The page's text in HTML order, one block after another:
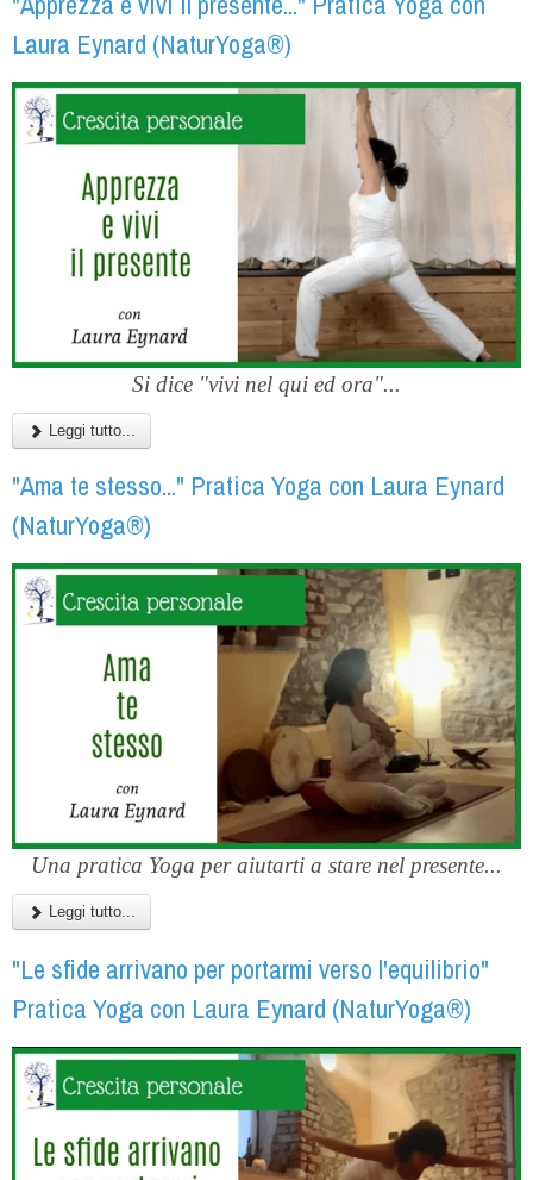
Laura Eynard (NaturYoga®)
Si dice "vivi nel qui ed ora"...
Leggi tutto...
"Ama te stesso..." Pratica Yoga con Laura Eynard
(NaturYoga®)
Una pratica Yoga per aiutarti a stare nel presente...
Leggi tutto...
"Le sfide arrivano per portarmi verso l'equilibrio"
Pratica Yoga con Laura Eynard (NaturYoga®)